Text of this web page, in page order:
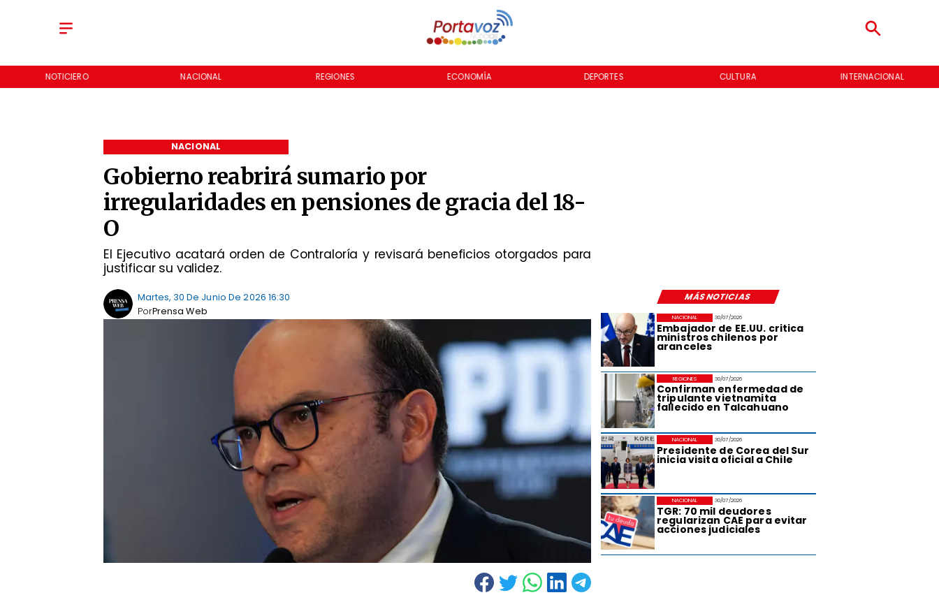
NOTICIERO NACIONAL REGIONES ECONOMÍA DEPORTES CULTURA INTERNACIONAL
Gobierno reabrirá sumario por
irregularidades en pensiones de gracia del 18-
O
El Ejecutivo acatará orden de Contraloría y revisará beneficios otorgados para
justificar su validez.
NACIONAL
MÁS NOTICIAS
Martes, 30 De Junio De 2026 16:30
Prensa Web
Por
30/07/2026
Embajador de EE.UU. critica
ministros chilenos por
aranceles
NACIONAL
30/07/2026
Confirman enfermedad de
tripulante vietnamita
fallecido en Talcahuano
REGIONES
30/07/2026
Presidente de Corea del Sur
inicia visita oficial a Chile
NACIONAL
30/07/2026
TGR: 70 mil deudores
regularizan CAE para evitar
acciones judiciales
NACIONAL